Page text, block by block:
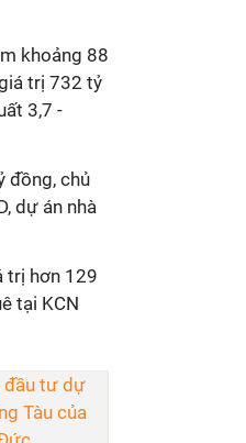
khoảng 88
trị 732 tỷ
3,7 -
đồng, chủ
dự án nhà
trị hơn 129
tại KCN